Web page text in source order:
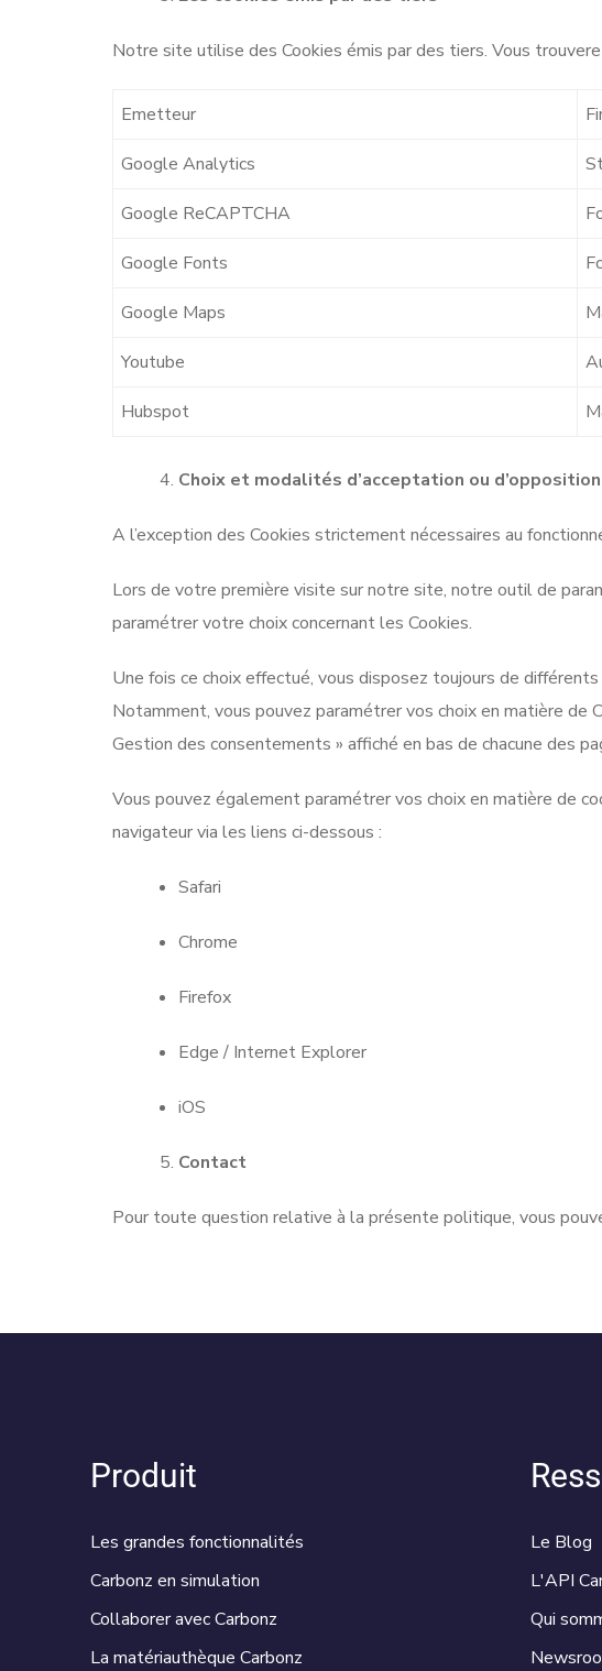
Notre site utilise des Cookies émis par des tiers. Vous
Emetteur
Google Analytics
Google ReCAPTCHA
Google Fonts
Google Maps
Youtube
Hubspot
Choix et modalités d’acceptation ou
A l’exception des Cookies strictement nécessaires au
Lors de votre première visite sur notre site, notre outil de
paramétrer votre choix concernant les Cookies.
Une fois ce choix effectué, vous disposez toujours de
Notamment, vous pouvez paramétrer vos choix en matière de
Gestion des consentements » affiché en bas de chacune des
Vous pouvez également paramétrer vos choix en matière de
navigateur via les liens ci-dessous :
Safari
Chrome
Firefox
Edge / Internet Explorer
iOS
Contact
Pour toute question relative à la présente politique, vous
Produit
Les grandes fonctionnalités
Carbonz en simulation
Collaborer avec Carbonz
La matériauthèque Carbonz
Le Blog
L'API
Qui